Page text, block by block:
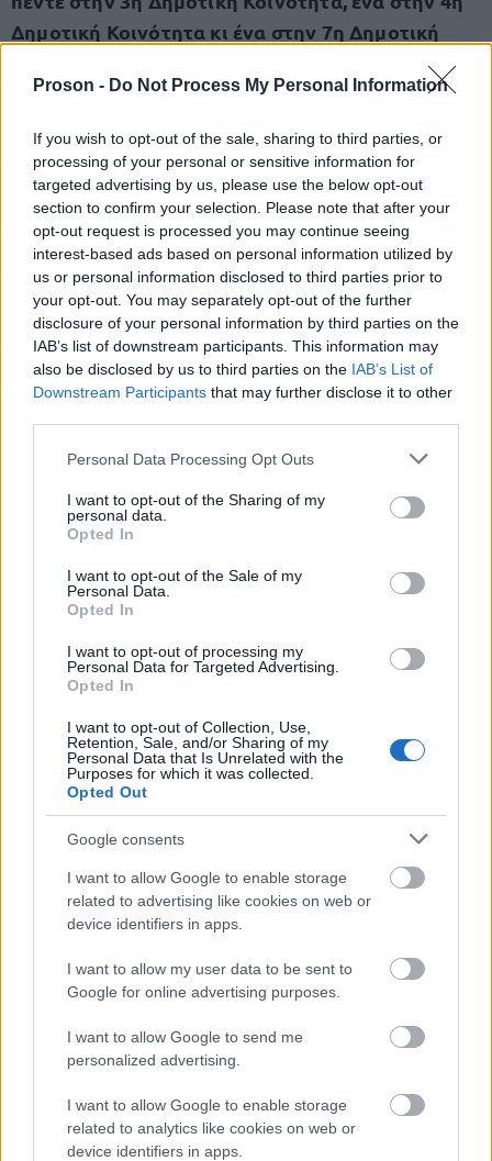
Proson - Do Not Process My Personal Information
If you wish to opt-out of the sale, sharing to third parties, or
processing of your personal or sensitive information for
targeted advertising by us, please use the below opt-out
section to confirm your selection. Please note that after your
opt-out request is processed you may continue seeing
interest-based ads based on personal information utilized by
us or personal information disclosed to third parties prior to
your opt-out. You may separately opt-out of the further
disclosure of your personal information by third parties on the
IAB’s list of downstream participants. This information may
also be disclosed by us to third parties on the IAB’s List of
Downstream Participants that may further disclose it to other
Please note that this website/app uses one or more Google
not limited to your visit or usage behaviour. You may click to
grant or deny consent to Google and its third-party tags to
use your data for below specified purposes in below Google
consent section.
Personal Data Processing Opt Outs
I want to opt-out of the Sharing of my
personal data.
Opted In
I want to opt-out of the Sale of my
Personal Data.
Opted In
I want to opt-out of processing my
Personal Data for Targeted Advertising.
Opted In
I want to opt-out of Collection, Use,
Retention, Sale, and/or Sharing of my
Personal Data that Is Unrelated with the
Purposes for which it was collected.
Opted Out
Google consents
I want to allow Google to enable storage
related to advertising like cookies on web or
device identifiers in apps.
I want to allow my user data to be sent to
Google for online advertising purposes.
I want to allow Google to send me
personalized advertising.
I want to allow Google to enable storage
related to analytics like cookies on web or
device identifiers in apps.
Δημοτική Κοινότητα κι ένα στην 7η Δημοτική
πραγματοποιηθεί περισσότερες από 150
σφραγίσεις.
ΑΣΕΠ: Πιστοποίηση Αγγλικών σε
μόνο 2 ημέρες στα χέρια σας
Πιστοποίηση Υπολογιστών σε 2
μέρες
Μάθε πρώτος όλες τις σημαντικές
ειδήσεις.
Βάλε το proson.gr στα αποτελέσματα
αναζήτησης της Google
Δημοφιλείς Ειδήσεις
Τουρισμός για Όλους 2026: Ανοίγει
κάνουν αίτηση
ΕΟΠΥΥ: Επίδομα έως 900 ευρώ - Ποιοι